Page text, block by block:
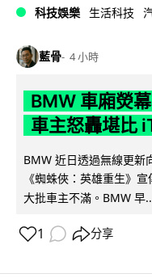
科技娛樂 生活科技
藍骨 4 小時
BMW 車廂熒
車主怒轟堪比
BMW 近日透過無線更新
《蜘蛛俠：英雄重生》
大批車主不滿。BMW 早
1 分享